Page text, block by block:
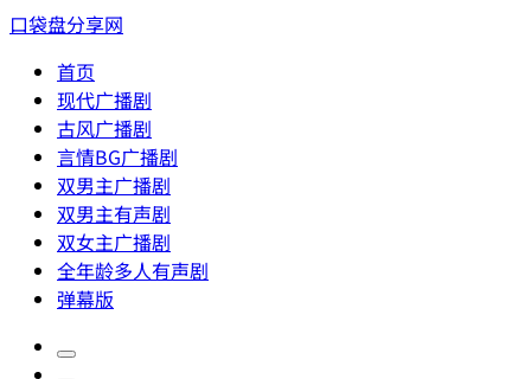
口袋盘分享网
首页
现代广播剧
古风广播剧
言情BG广播剧
双男主广播剧
双男主有声剧
双女主广播剧
全年龄多人有声剧
弹幕版